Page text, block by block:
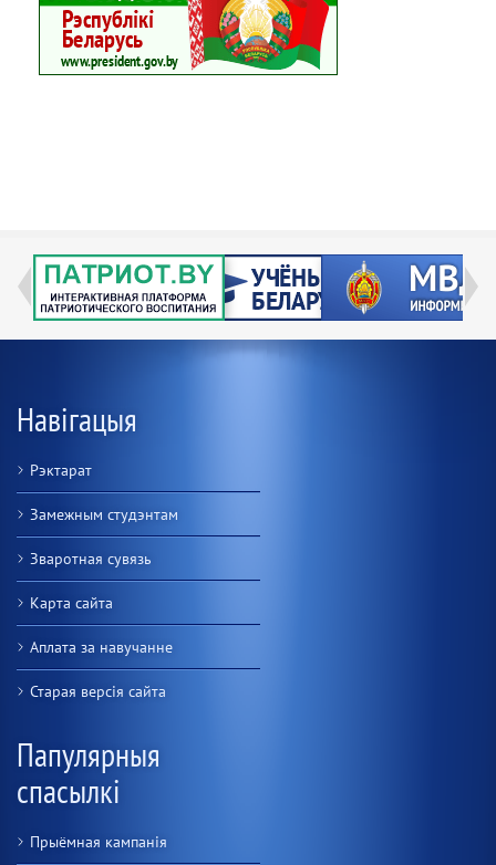
Навігацыя
Рэктарат
Замежным студэнтам
Зваротная сувязь
Карта сайта
Аплата за навучанне
Старая версiя сайта
Папулярныя
спасылкі
Прыёмная кампанія